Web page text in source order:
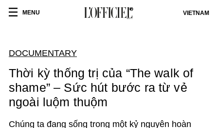
MENU VIETNAM
DOCUMENTARY
Thời kỳ thống trị của “The walk of
shame” – Sức hút bước ra từ vẻ
ngoài luộm thuộm
Chúng ta đang sống trong một kỷ nguyên hoàn